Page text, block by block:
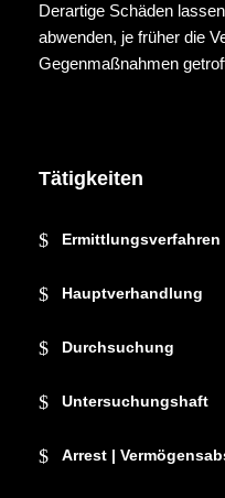
Derartige Schäden
abwenden, je früher die
Gegenmaßnahmen
Tätigkeiten
Ermittlungsverfahren
Hauptverhandlung
Durchsuchung
Untersuchungshaft
Arrest |